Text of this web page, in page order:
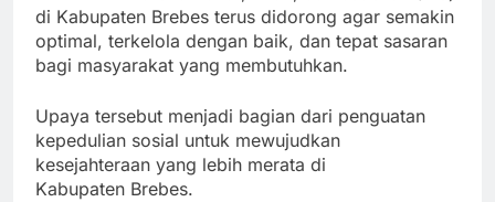
di Kabupaten Brebes terus didorong agar semakin
optimal, terkelola dengan baik, dan tepat sasaran
bagi masyarakat yang membutuhkan.
Upaya tersebut menjadi bagian dari penguatan
kepedulian sosial untuk mewujudkan
kesejahteraan yang lebih merata di
Kabupaten Brebes.